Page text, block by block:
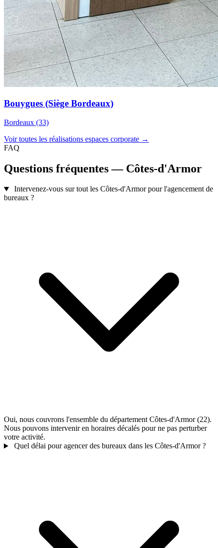
Bouygues (Siège Bordeaux)
Bordeaux (33)
Voir toutes les réalisations espaces corporate →
FAQ
Questions fréquentes — Côtes-d'Armor
Intervenez-vous sur tout les Côtes-d'Armor pour l'agencement de
bureaux ?
Oui, nous couvrons l'ensemble du département Côtes-d'Armor (22).
Nous pouvons intervenir en horaires décalés pour ne pas perturber
votre activité.
Quel délai pour agencer des bureaux dans les Côtes-d'Armor ?